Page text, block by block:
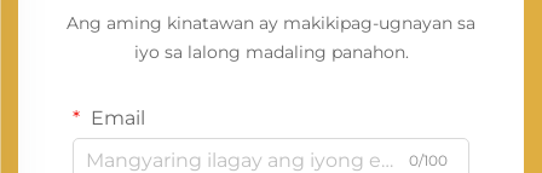
Ang aming kinatawan ay makikipag-ugnayan sa
iyo sa lalong madaling panahon.
Email
0/100